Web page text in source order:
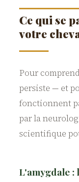
Ce qui se
votre
Pour
persiste — et
fonctionnent
par la
scientifique
L'amygdale